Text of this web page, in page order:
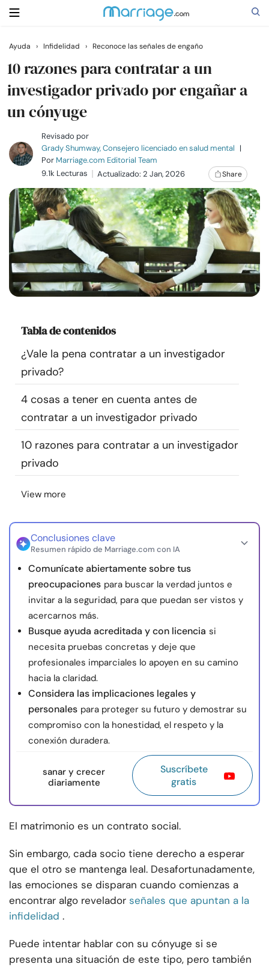
Buscar
Casarse
Relaciones
Familia
Ayuda
Cursos
Recursos
Encuentra un terapeuta
Idioma ES
Sobre nosotros Contáctanos Escríbenos
Publicidad con
nosotros
© Copyright 2026. Todos los derechos reservados.
Ayuda › Infidelidad › Reconoce las señales de engaño
10 razones para contratar a un
investigador privado por engañar a
un cónyuge
Revisado por
Grady Shumway, Consejero licenciado en salud mental |
Por Marriage.com Editorial Team
9.1k Lecturas
Actualizado: 2 Jan, 2026 Share
Tabla de contenidos
¿Vale la pena contratar a un investigador
privado?
4 cosas a tener en cuenta antes de
contratar a un investigador privado
10 razones para contratar a un investigador
privado
View more
Conclusiones clave
Resumen rápido de Marriage.com con IA
Comunícate abiertamente sobre tus
preocupaciones para buscar la verdad juntos e
invitar a la seguridad, para que puedan ser vistos y
acercarnos más.
Busque ayuda acreditada y con licencia si
necesita pruebas concretas y deje que
profesionales imparciales lo apoyen en su camino
hacia la claridad.
Considera las implicaciones legales y
personales para proteger su futuro y demostrar su
compromiso con la honestidad, el respeto y la
conexión duradera.
sanar y crecer
diariamente
Suscríbete
gratis
El matrimonio es un contrato social.
Sin embargo, cada socio tiene derecho a esperar
que el otro se mantenga leal. Desafortunadamente,
las emociones se disparan cuando comienzas a
encontrar algo revelador señales que apuntan a la
infidelidad .
Puede intentar hablar con su cónyuge si se
presenta una situación de este tipo, pero también